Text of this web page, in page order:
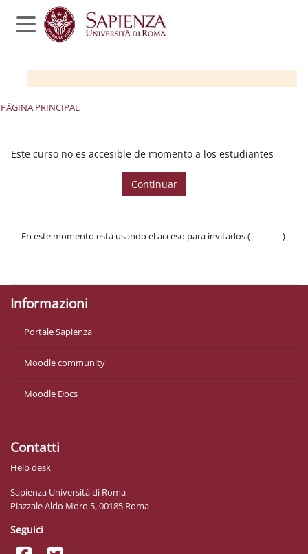
Salta al contenido principal
Panel lateral
PÁGINA PRINCIPAL
Este curso no es accesible de momento a los estudiantes
Continuar
En este momento está usando el acceso para invitados (
)
Informazioni
Portale Sapienza
Moodle community
Moodle Docs
Contatti
Help desk
Sapienza Università di Roma
Piazzale Aldo Moro 5, 00185 Roma
Seguici